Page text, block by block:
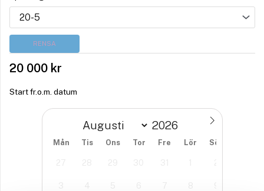
RENSA
20 000 kr
Start fr.o.m. datum
Mån Tis Ons Tor Fre Lör Sön